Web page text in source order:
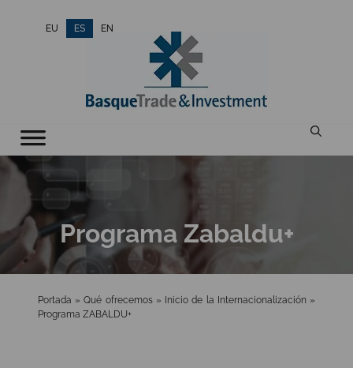
EU ES EN
Programa Zabaldu+
Portada »Qué ofrecemos» Inicio de la Internacionalización »
Programa ZABALDU+